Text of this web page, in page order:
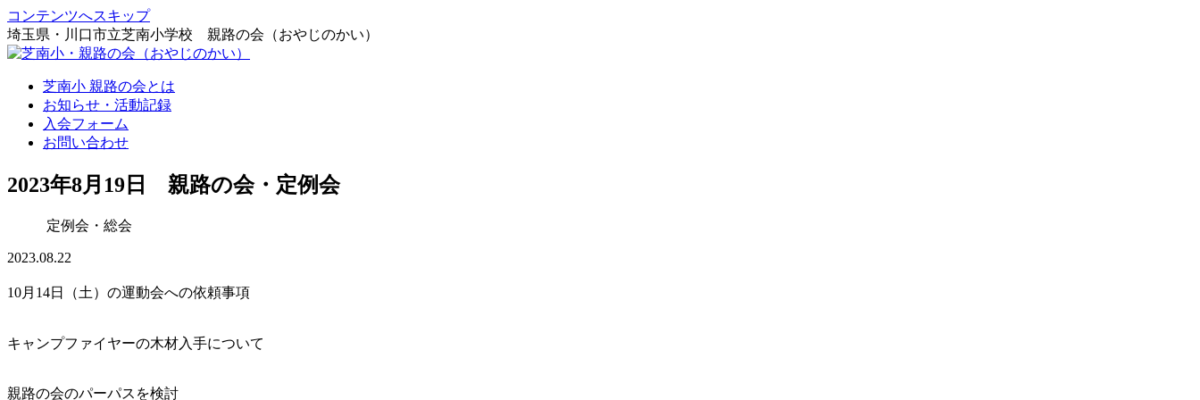
コンテンツへスキップ
埼玉県・川口市立芝南小学校 親路の会（おやじのかい）
芝南小 親路の会とは
お知らせ・活動記録
入会フォーム
お問い合わせ
2023年8月19日 親路の会・定例会
定例会・総会
2023.08.22
10月14日（土）の運動会への依頼事項
キャンプファイヤーの木材入手について
親路の会のパーパスを検討